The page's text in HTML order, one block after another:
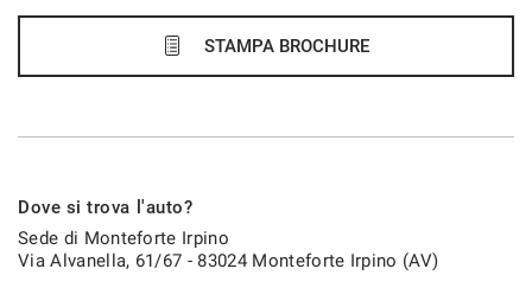
688€/mese
48 Mesi
VEDI
STAMPA BROCHURE
Dove si trova l'auto?
Sede di Monteforte Irpino
Via Alvanella, 61/67 - 83024 Monteforte Irpino (AV)